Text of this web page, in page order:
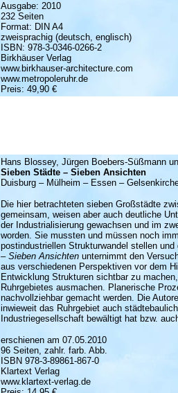
Ausgabe: 2010
232 Seiten
Format: DIN A4
zweisprachig (deutsch, englisch)
ISBN: 978-3-0346-0266-2
Birkhäuser Verlag
www.birkhauser-architecture.com
www.metropoleruhr.de
Preis: 49,90 €
Hans Blossey, Jürgen Boebers-Süßmann
Sieben Städte – Sieben Ansichten
Duisburg – Mülheim – Essen –
Die hier betrachteten sieben Großstädte
gemeinsam, weisen aber auch deutliche
der Industrialisierung gewachsen und im
worden. Sie mussten und müssen noch
postindustriellen Strukturwandel stellen
– Sieben Ansichtenunternimmt den
aus verschiedenen Perspektiven vor dem
Entwicklung Strukturen sichtbar zu
Ruhrgebietes ausmachen. Planerische
nachvollziehbar gemacht werden. Die
inwieweit das Ruhrgebiet auch
Industriegesellschaft bewältigt hat bzw.
erschienen am 07.05.2010
96 Seiten, zahlr. farb. Abb.
ISBN 978-3-89861-867-0
Klartext Verlag
www.klartext-verlag.de